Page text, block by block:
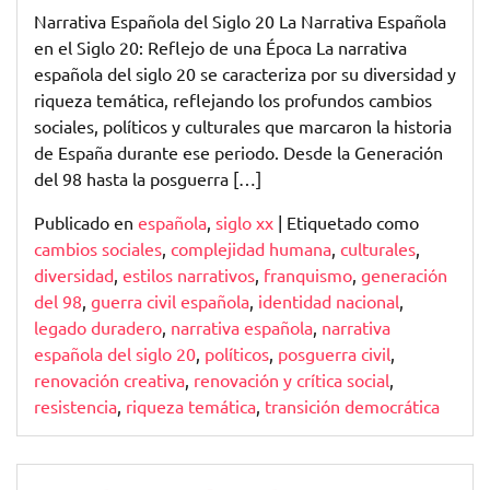
la
historia
y
la
identidad
Narrativa Española del Siglo 20 La Narrativa Española
en el Siglo 20: Reflejo de una Época La narrativa
española del siglo 20 se caracteriza por su diversidad y
riqueza temática, reflejando los profundos cambios
sociales, políticos y culturales que marcaron la historia
de España durante ese periodo. Desde la Generación
del 98 hasta la posguerra […]
Publicado en española siglo xx | Etiquetado como
cambios sociales complejidad humana culturales
diversidad estilos narrativos franquismo generación
del 98 guerra civil española identidad nacional
legado duradero narrativa española narrativa
española del siglo 20 políticos posguerra civil
renovación creativa renovación y crítica social
resistencia riqueza temática transición democrática